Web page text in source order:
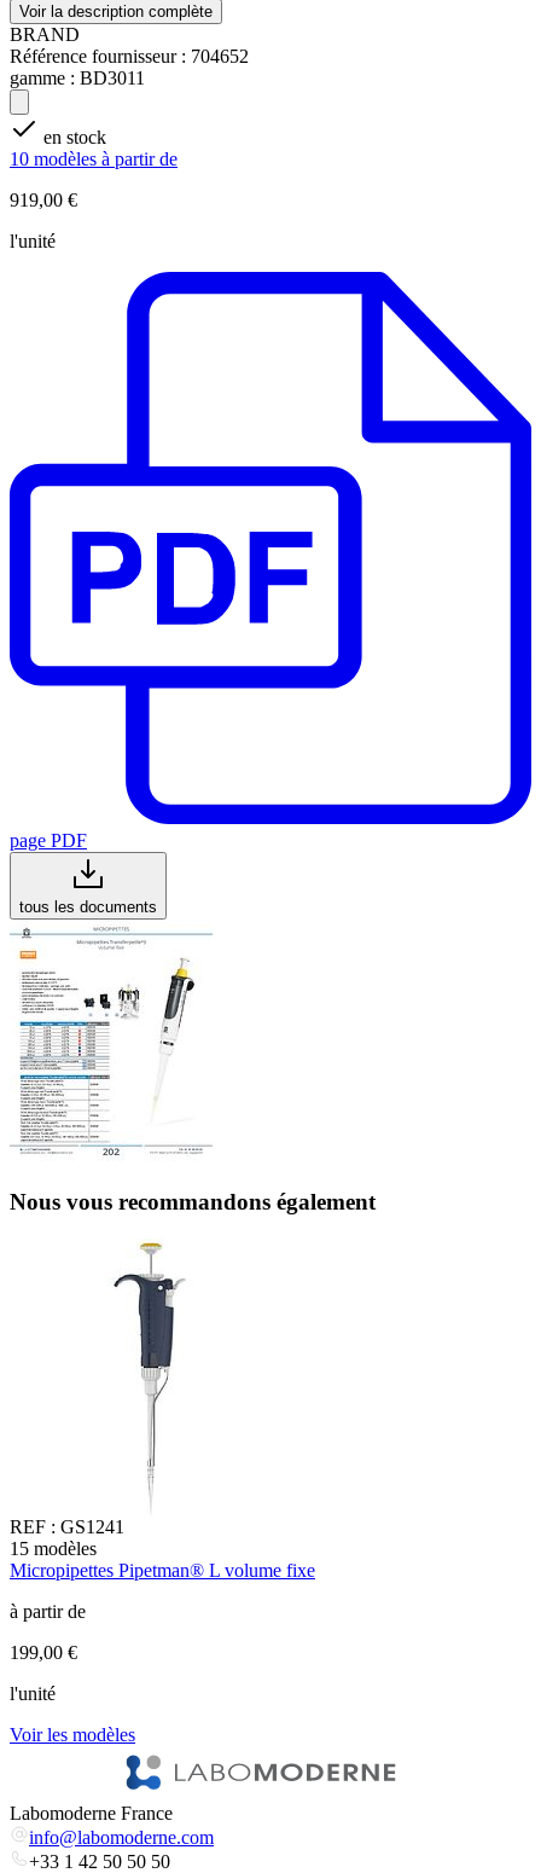
Voir la description complète
BRAND
Référence fournisseur : 704652
gamme : BD3011
en stock
10 modèles à partir de
919,00 €
l'unité
page PDF
tous les documents
Nous vous recommandons également
REF : GS1241
15 modèles
Micropipettes Pipetman® L volume fixe
à partir de
199,00 €
l'unité
Voir les modèles
Labomoderne France
info@labomoderne.com
+33 1 42 50 50 50